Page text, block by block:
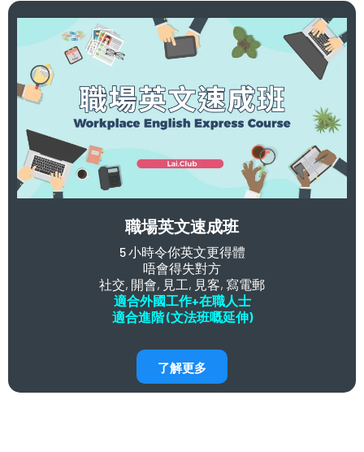
職場英文速成班
5 小時令你英文更得體
唔會得失對方
社交, 開會, 見工, 見客, 寫電郵
適合外國工作+在職人士
適合進階 (文法班嘅延伸)
了解更多